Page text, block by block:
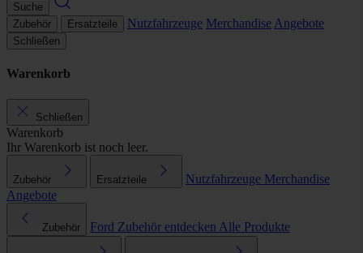
Suche
Zubehör
Ersatzteile Nutzfahrzeuge Merchandise Angebote
Schließen
Warenkorb
Schließen
Warenkorb
Ihr Warenkorb ist noch leer.
Zubehör Ersatzteile Nutzfahrzeuge Merchandise
Angebote
Zubehör Ford Zubehör entdecken Alle Produkte